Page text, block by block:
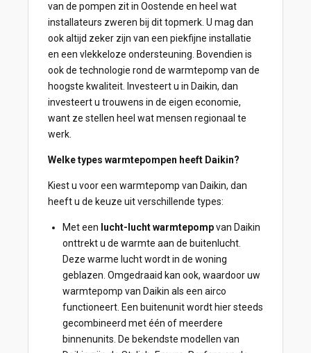
van de pompen zit in Oostende en heel wat
installateurs zweren bij dit topmerk. U mag dan
ook altijd zeker zijn van een piekfijne installatie
en een vlekkeloze ondersteuning. Bovendien is
ook de technologie rond de warmtepomp van de
hoogste kwaliteit. Investeert u in Daikin, dan
investeert u trouwens in de eigen economie,
want ze stellen heel wat mensen regionaal te
werk.
Welke types warmtepompen heeft Daikin?
Kiest u voor een warmtepomp van Daikin, dan
heeft u de keuze uit verschillende types:
Met een lucht-lucht warmtepompvan Daikin
onttrekt u de warmte aan de buitenlucht.
Deze warme lucht wordt in de woning
geblazen. Omgedraaid kan ook, waardoor uw
warmtepomp van Daikin als een airco
functioneert. Een buitenunit wordt hier steeds
gecombineerd met één of meerdere
binnenunits. De bekendste modellen van